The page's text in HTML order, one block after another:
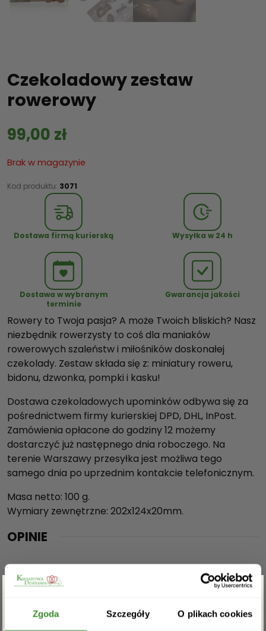
Zgoda Szczegóły O plikach cookies
Czekoladowy zestaw
rowerowy
99,00 zł
Brak w magazynie
Kod produktu: 3071
Dostawa firmą kurierską Wysyłka w 24 h
Dostawa w wybranym
terminie
Gwarancja jakości
Rowery to Twoja pasja? A może Twoich bliskich? Nasz
niezbędnik rowerzysty to coś dla maniaków
rowerowych szaleństw i miłośników doskonałej
czekolady. Zestaw składa się z: miniatury roweru,
bidonu, dzwonka, pompki i kasku!
Dostawa czekoladowych upominków odbywa się za
pośrednictwem firmy kurierskiej DPD, DHL, InPost.
Zamówienia opłacone do godziny 12 możemy
dostarczyć już następnego dnia roboczego. Na
terenie Warszawy przesyłka jest możliwa tego
samego dnia po uprzednim kontakcie telefonicznym.
Masa netto: 100 g.
Wymiary zewnętrzne: 202x124x20mm.
OPINIE
Na razie nie ma opinii o produkcie.
Zgarnij rabat -5%